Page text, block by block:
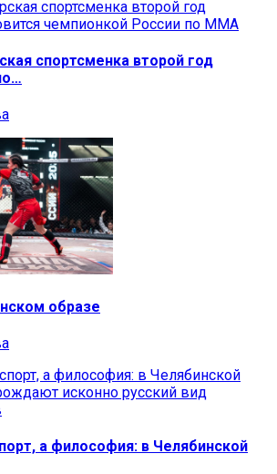
спортсменка второй год
образе
а философия: в Челябинской